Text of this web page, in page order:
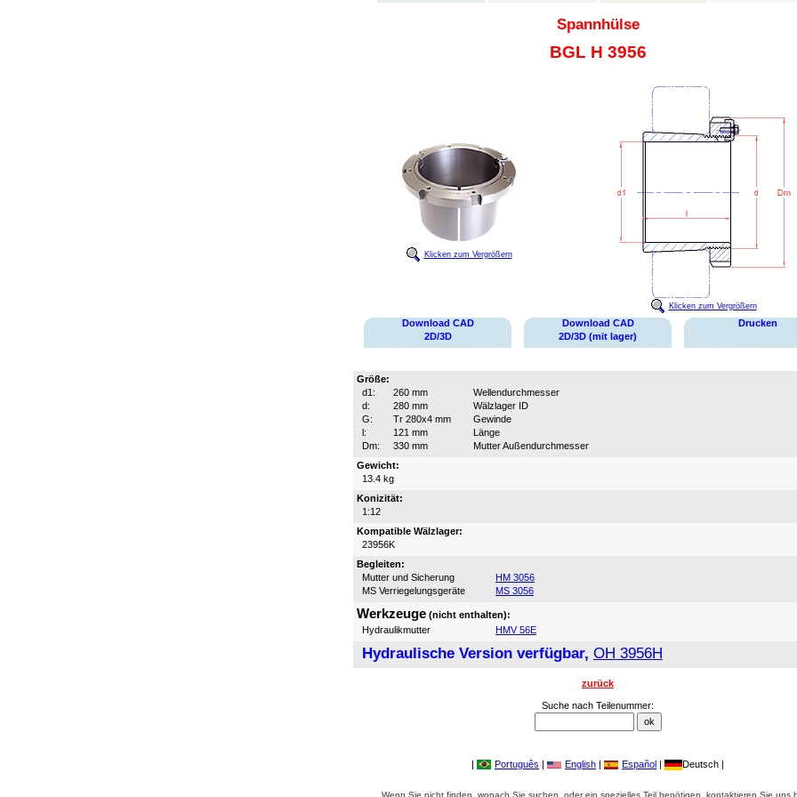
Spannhülse
BGL H 3956
Klicken zum Vergrößern
Klicken zum Vergrößern
Download CAD
2D/3D
Download CAD
2D/3D (mit lager)
Drucken
Größe:
d1:
260 mm
Wellendurchmesser
d:
280 mm
Wälzlager ID
G:
Tr 280x4 mm
Gewinde
l:
121 mm
Länge
Dm:
330 mm
Mutter Außendurchmesser
Gewicht:
13.4 kg
Konizität:
1:12
Kompatible Wälzlager:
23956K
Begleiten:
Mutter und Sicherung
HM 3056
MS Verriegelungsgeräte
MS 3056
Werkzeuge (nicht enthalten):
Hydraulikmutter
HMV 56E
Hydraulische Version verfügbar, OH 3956H
zurück
Suche nach Teilenummer:
| Português | English | Español | Deutsch |
Wenn Sie nicht finden, wonach Sie suchen, oder ein spezielles Teil benötigen, kontaktieren Sie uns